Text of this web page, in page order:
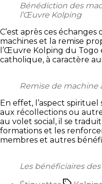
Bénédiction des
l’Œuvre Kolping
C’est après ces
machines et la remise
l’Œuvre Kolping du Togo
catholique, à caractère
Remise de machine
En effet, l’aspect
aux récollections ou
au volet social, il se
formations et les
membres et autres
Les bénéficiaires